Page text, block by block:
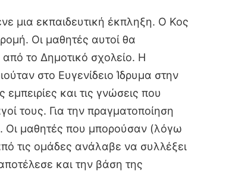
μια εκπαιδευτική έκπληξη. Ο Κος
Οι μαθητές αυτοί θα
το Δημοτικό σχολείο. Η
στο Ευγενίδειο Ίδρυμα στην
και τις γνώσεις που
τους. Για την πραγματοποίηση
Οι μαθητές που μπορούσαν (λόγω
τις ομάδες ανάλαβε να συλλέξει
και την βάση της